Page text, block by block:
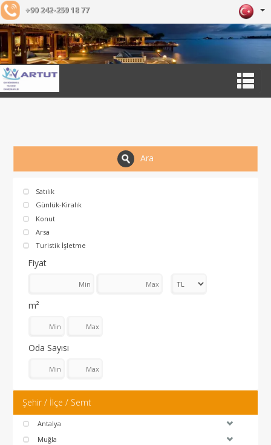
+90 242-259 18 77
Ara
Satılık
Günlük-Kiralık
Konut
Arsa
Turistik İşletme
Fiyat
m²
Oda Sayısı
Şehir / İlçe / Semt
Antalya
Muğla